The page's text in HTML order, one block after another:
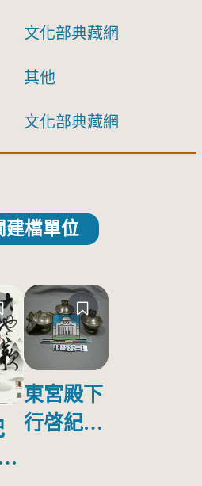
文化部典藏網
其他
文化部典藏網
建檔單位
東宮殿下
行啓紀念